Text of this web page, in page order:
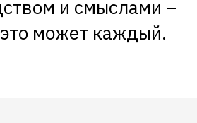
и смыслами –
может каждый.